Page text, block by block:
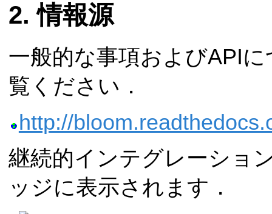
情報源
一般的な事項およびAPI
覧ください．
http://
継続的インテグレーショ
ッジに表示されます．